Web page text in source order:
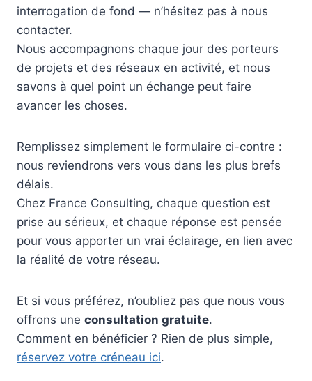
interrogation de fond — n’hésitez pas à nous
contacter.
Nous accompagnons chaque jour des porteurs
de projets et des réseaux en activité, et nous
savons à quel point un échange peut faire
avancer les choses.
Remplissez simplement le formulaire ci-contre :
nous reviendrons vers vous dans les plus brefs
délais.
Chez France Consulting, chaque question est
prise au sérieux, et chaque réponse est pensée
pour vous apporter un vrai éclairage, en lien avec
la réalité de votre réseau.
Et si vous préférez, n’oubliez pas que nous vous
offrons une consultation gratuite.
Comment en bénéficier ? Rien de plus simple,
réservez votre créneau ici.